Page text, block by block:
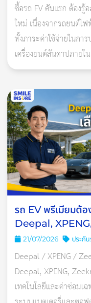
วัตถุมงคลที่ควร
1. พระพุทธรูปสำหรับว
“พระ” เป็นวัตถุมงคลหรื
มากที่สุด อาจด้วยความเค
ชาวไทยพุทธ โดยพระที่ค
• หลวงปู่ทวด(สมเด็จ
เกจิอาจารย์ชื่อดังที่คน
คุ้มครองให้แคล้วคลา
• สมเด็จพระพุฒาจารย์
ปลอดภัยเช่นเดียวกัน
• หลวงพ่อคูณ ปริสุทฺโ
ท่านจากการเป็นพระส
เหลือสังคมในด้านต่างๆ
ของการคุ้มครองให้แค
แล้วเคยมีเหตุการณ์สา
ซื้อรถ EV คันแรก ต้องรู้
ใหม่ เนื่องจากรถยนต์ไ
ทั้งภาระค่าใช้จ่ายในกา
เครื่องยนต์สันดาปภายใ
ควรศึกษารายละเอียดอ
รถ EV พรีเมียมต้อ
Deepal,
21/07/2026 ประกั
Deepal / XPENG /
Deepal, XPENG,
เทคโนโลยีและค่าซ่อมเ